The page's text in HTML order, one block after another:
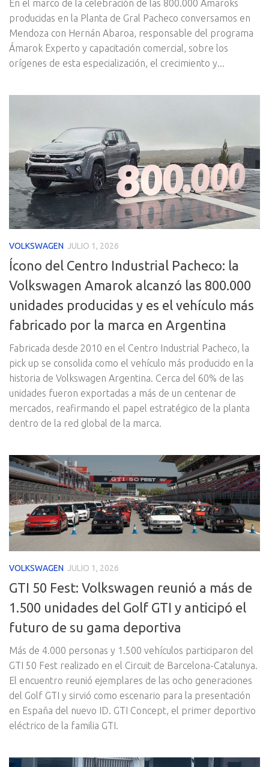
En el marco de la celebración de las 800.000 Amaroks
producidas en la Planta de Gral Pacheco conversamos en
Mendoza con Hernán Abaroa, responsable del programa
Ámarok Experto y capacitación comercial, sobre los
orígenes de esta especialización, el crecimiento y...
VOLKSWAGEN JULIO 1, 2026
Ícono del Centro Industrial Pacheco: la
Volkswagen Amarok alcanzó las 800.000
unidades producidas y es el vehículo más
fabricado por la marca en Argentina
Fabricada desde 2010 en el Centro Industrial Pacheco, la
pick up se consolida como el vehículo más producido en la
historia de Volkswagen Argentina. Cerca del 60% de las
unidades fueron exportadas a más de un centenar de
mercados, reafirmando el papel estratégico de la planta
dentro de la red global de la marca.
VOLKSWAGEN JULIO 1, 2026
GTI 50 Fest: Volkswagen reunió a más de
1.500 unidades del Golf GTI y anticipó el
futuro de su gama deportiva
Más de 4.000 personas y 1.500 vehículos participaron del
GTI 50 Fest realizado en el Circuit de Barcelona-Catalunya.
El encuentro reunió ejemplares de las ocho generaciones
del Golf GTI y sirvió como escenario para la presentación
en España del nuevo ID. GTI Concept, el primer deportivo
eléctrico de la familia GTI.